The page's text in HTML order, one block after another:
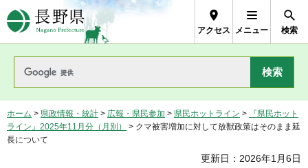
長野県Nagano Prefecture
アクセス メニュー 検索
ホーム > 県政情報・統計 > 広報・県民参加 > 県民ホットライン >
『県民ホット
ライン』2025年11月分（月別）
> クマ被害増加に対して放獣政策はそのまま延
長について
更新日：2026年1月6日